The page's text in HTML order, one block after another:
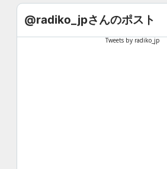
@radiko_jpさんのポスト
Tweets by radiko_jp